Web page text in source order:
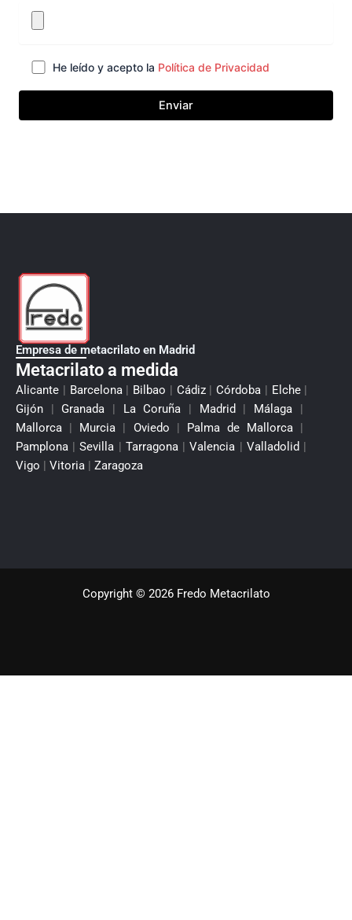
He leído y acepto la Política de Privacidad
Empresa de metacrilato en Madrid
Metacrilato a medida
Alicante | Barcelona | Bilbao | Cádiz | Córdoba | Elche |
Gijón | Granada | La Coruña | Madrid | Málaga |
Mallorca | Murcia | Oviedo | Palma de Mallorca |
Pamplona | Sevilla | Tarragona | Valencia | Valladolid |
Vigo | Vitoria | Zaragoza
Copyright © 2026 Fredo Metacrilato